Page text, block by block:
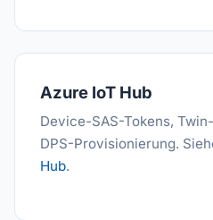
Azure IoT Hub
Device-SAS-Tokens,
DPS-Provisionierung.
Hub.